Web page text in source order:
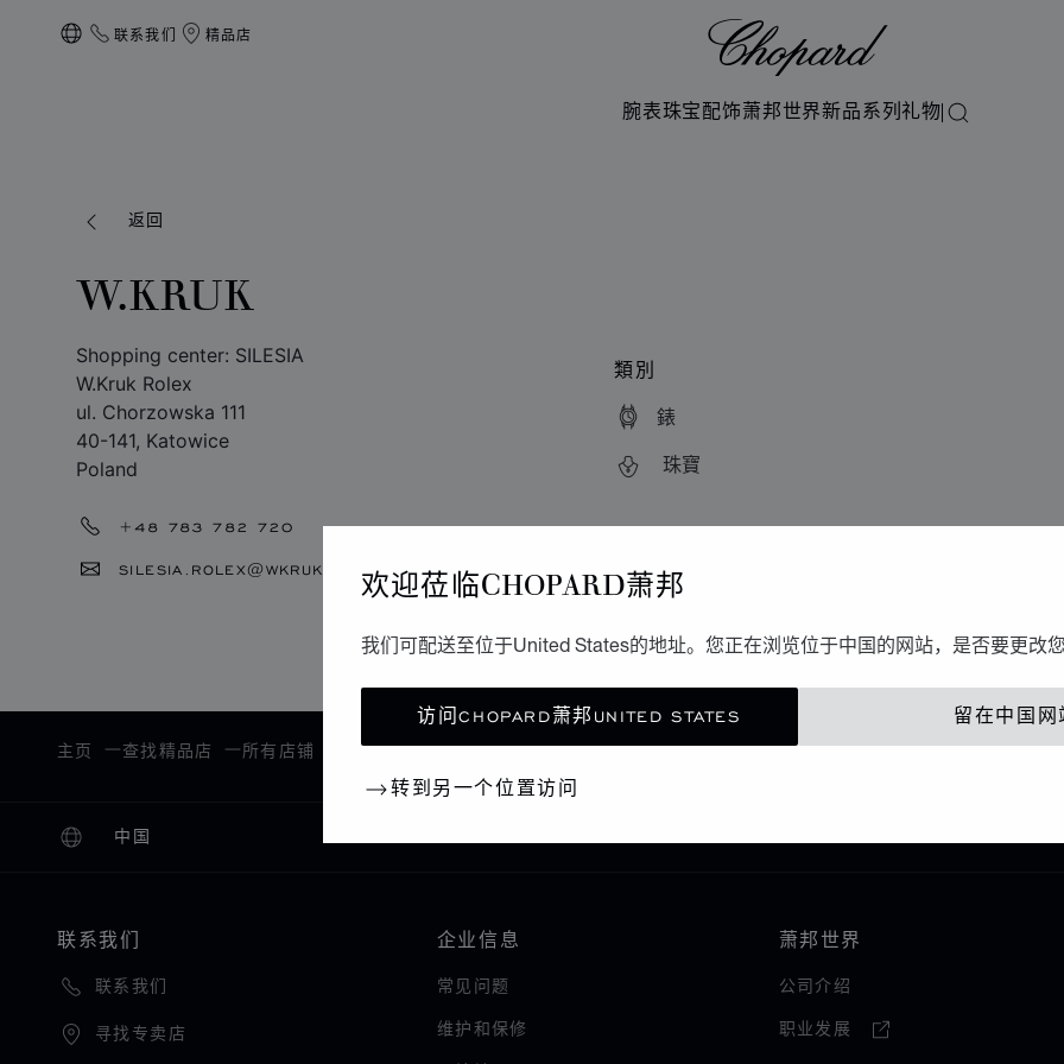
欢迎莅临CHOPARD萧邦
我们可配送至位于United States的地址。您正在浏览位于中国的网站，是否要更改您
访问CHOPARD萧邦UNITED STATES 留在中国网
转到另一个位置访问
本地化（更改国家/地区）
联系我们 精品店
腕表珠宝配饰萧邦世界新品系列礼物搜索
返回
W.KRUK
Shopping center: SILESIA
W.Kruk Rolex
ul. Chorzowska 111
40-141, Katowice
Poland
+48 783 782 720
SILESIA.ROLEX@WKRUK.PL
類別
錶
珠寶
主页 查找精品店 所有店铺 欧洲 波兰 KATOWICE W.KRUK
中国
本地化（更改国家/地区）
更改国家/地区
联系我们
联系我们
寻找专卖店
企业信息
常见问题
维护和保修
萧邦世界
公司介绍
职业发展